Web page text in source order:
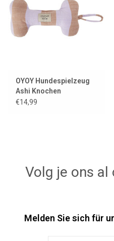
OYOY Hundespielzeug
Ashi Knochen
€14,99
Volg je ons al
Melden Sie sich für